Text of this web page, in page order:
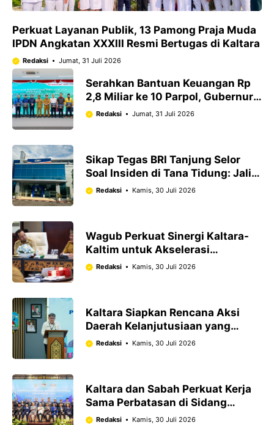
Perkuat Layanan Publik, 13 Pamong Praja Muda
IPDN Angkatan XXXIII Resmi Bertugas di Kaltara
Redaksi Jumat, 31 Juli 2026
Serahkan Bantuan Keuangan Rp
2,8 Miliar ke 10 Parpol, Gubernur
Kaltara Tekankan Transparansi
Redaksi Jumat, 31 Juli 2026
Sikap Tegas BRI Tanjung Selor
Soal Insiden di Tana Tidung: Jalin
Dialog Adat, Pastikan Sanksi Jika
Redaksi Kamis, 30 Juli 2026
Wagub Perkuat Sinergi Kaltara-
Kaltim untuk Akselerasi
Konektivitas Perbatasan
Redaksi Kamis, 30 Juli 2026
Kaltara Siapkan Rencana Aksi
Daerah Kelanjutusiaan yang
Inklusif
Redaksi Kamis, 30 Juli 2026
Kaltara dan Sabah Perkuat Kerja
Sama Perbatasan di Sidang
SOSEK MALINDO ke-28
Redaksi Kamis, 30 Juli 2026